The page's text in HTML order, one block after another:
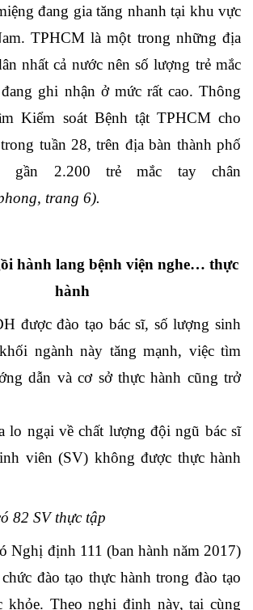
đang gia tăng nhanh tại khu vực
TPHCM là một trong những địa
nhất cả nước nên số lượng trẻ mắc
ghi nhận ở mức rất cao. Thông
Kiểm soát Bệnh tật TPHCM cho
tuần 28, trên địa bàn thành phố
gần 2.200 trẻ mắc tay chân
trang 6).
hành lang bệnh viện nghe… thực
hành
được đào tạo bác sĩ, số lượng sinh
ngành này tăng mạnh, việc tìm
dẫn và cơ sở thực hành cũng trở
lo ngại về chất lượng đội ngũ bác sĩ
viên (SV) không được thực hành
82 SV thực tập
Nghị định 111 (ban hành năm 2017)
đào tạo thực hành trong đào tạo
khỏe. Theo nghị định này, tại cùng